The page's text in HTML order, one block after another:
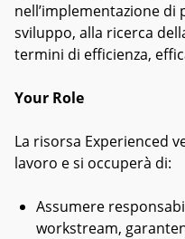
nell’implementazione
sviluppo, alla ricerca
termini di efficienza,
Your Role
La risorsa Experienced
lavoro e si occuperà di:
Assumere
workstream,